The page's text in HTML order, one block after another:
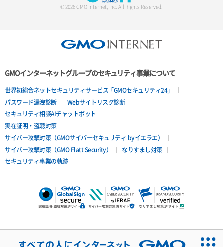
© 2026 GMO Internet, Inc. All Rights Reserved.
GMOインターネットグループのセキュリティ事業について
世界初総合ネットセキュリティサービス「GMOセキュリティ24」
パスワード漏洩診断
Webサイトリスク診断
セキュリティ相談AIチャットボット
実在証明・盗聴対策
サイバー攻撃対策（GMOサイバーセキュリティ byイエラエ）
サイバー攻撃対策（GMO Flatt Security）
なりすまし対策
セキュリティ事業の軌跡